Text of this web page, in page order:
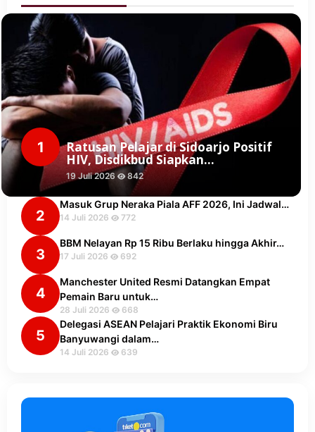
1 Ratusan Pelajar di Sidoarjo Positif
HIV, Disdikbud Siapkan…
19 Juli 2026 842
2
Masuk Grup Neraka Piala AFF 2026, Ini Jadwal…
14 Juli 2026 772
3
BBM Nelayan Rp 15 Ribu Berlaku hingga Akhir…
17 Juli 2026 692
4
Manchester United Resmi Datangkan Empat
Pemain Baru untuk…
28 Juli 2026 668
5
Delegasi ASEAN Pelajari Praktik Ekonomi Biru
Banyuwangi dalam…
14 Juli 2026 639